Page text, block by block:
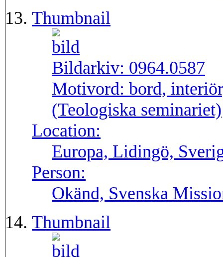
Thumbnail
Bildarkiv: 0964.0587
Motivord: bord,
(Teologiska seminariet)
Location:
Europa, Lidingö,
Person:
Okänd, Svenska
Thumbnail